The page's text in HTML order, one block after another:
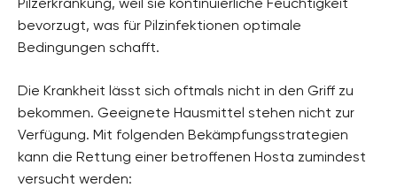
bevorzugt, was für Pilzinfektionen optimale
Bedingungen schafft.
Die Krankheit lässt sich oftmals nicht in den Griff zu
bekommen. Geeignete Hausmittel stehen nicht zur
Verfügung. Mit folgenden Bekämpfungsstrategien
kann die Rettung einer betroffenen Hosta zumindest
versucht werden: